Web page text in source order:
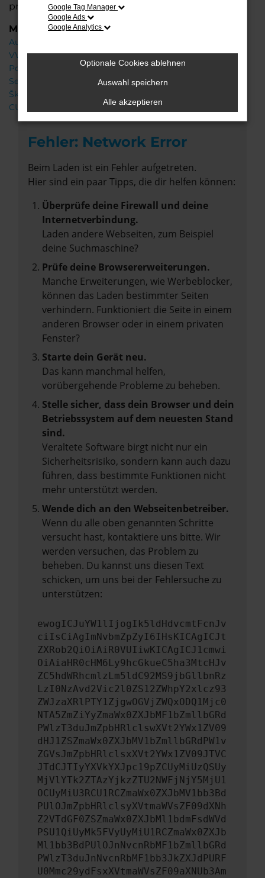
präsentieren!
Marken
Audi
VW
Porsche
Seat
Škoda
CUPRA
Fehler: Network Error
Beim Laden ist ein Fehler aufgetreten.
Hier sind ein paar Tipps, die dir helfen können:
Überprüfe deine Firewall und deine
Internetverbindung.
Laden andere Webseiten, zum Beispiel
deine Suchmaschine?
Prüfe deine Browsererweiterungen.
Manche Erweiterungen, wie Werbeblocker,
können das Laden bestimmter Seiten
verhindern. Funktioniert die Seite in einem
anderen Browser oder in einem privaten
Fenster?
Starte dein Gerät neu.
Das kann manchmal helfen,
vorübergehende Probleme zu beheben.
Stelle sicher, dass dein Browser und dein
Betriebssystem auf dem neuesten Stand
sind.
Veraltete Software birgt nicht nur ein
Sicherheitsrisiko, sondern kann auch dazu
führen, dass bestimmte Funktionen nicht
mehr unterstützt werden.
Wende dich an den Webseitenbetreiber.
Wenn du alle oben genannten Schritte
versucht hast, kontaktiere uns bitte. Wir
werden versuchen, das Problem zu
beheben. Du kannst uns diesen Text
schicken, um uns bei der Fehlersuche zu
unterstützen:
ewogICJuYW1lIjogIk5ldHdvcmtFcnJv
ciIsCiAgImNvbmZpZyI6IHsKICAgICJt
ZXRob2QiOiAiR0VUIiwKICAgICJ1cmwi
OiAiaHR0cHM6Ly9hcGkueC5ha3MtcHJv
ZC5hdWRhcmlzLm5ldC92MS9jbGllbnRz
LzI0NzAvd2Vic2l0ZS12ZWhpY2xlcz93
ZWJzaXRlPTY1ZjgwOGVjZWQxODQ1Mjc0
NTA5ZmZiYyZmaWx0ZXJbMF1bZmllbGRd
PWlzT3duJmZpbHRlclswXVt2YWx1ZV09
dHJ1ZSZmaWx0ZXJbMV1bZmllbGRdPW1v
ZGVsJmZpbHRlclsxXVt2YWx1ZV09JTVC
JTdCJTIyYXVkYXJpc19pZCUyMiUzQSUy
MjVlYTk2ZTAzYjkzZTU2NWFjNjY5MjU1
OCUyMiU3RCU1RCZmaWx0ZXJbMV1bb3Bd
PUlOJmZpbHRlclsyXVtmaWVsZF09dXNh
Z2VTdGF0ZSZmaWx0ZXJbMl1bdmFsdWVd
PSU1QiUyMk5FVyUyMiU1RCZmaWx0ZXJb
Ml1bb3BdPUlOJnNvcnRbMF1bZmllbGRd
PWlzT3duJnNvcnRbMF1bb3JkZXJdPURF
U0Mmc29ydFsxXVtmaWVsZF09aXNUb3Am
Google Tag Manager
Google Ads
Google Analytics
Optionale Cookies ablehnen
Auswahl speichern
Alle akzeptieren